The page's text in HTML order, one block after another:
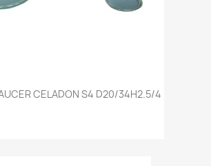
CELADON S4 D20/34H2.5/4